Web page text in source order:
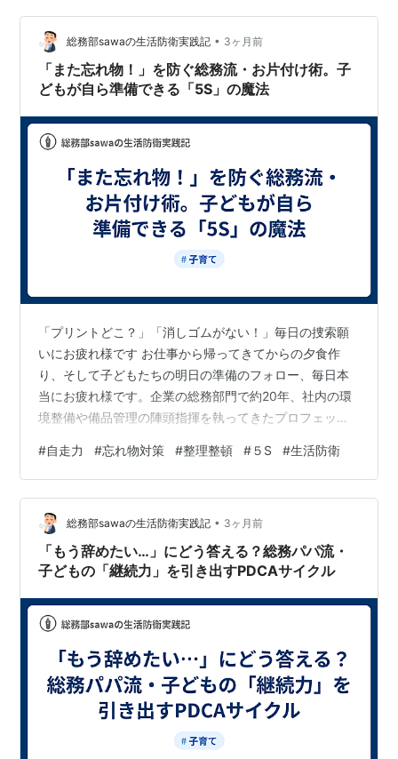
総務部sawaの生活防衛実践記 • 3ヶ月前
「また忘れ物！」を防ぐ総務流・お片付け術。子
どもが自ら準備できる「5S」の魔法
「プリントどこ？」「消しゴムがない！」毎日の捜索願
いにお疲れ様です お仕事から帰ってきてからの夕食作
り、そして子どもたちの明日の準備のフォロー、毎日本
当にお疲れ様です。企業の総務部門で約20年、社内の環
境整備や備品管理の陣頭指揮を執ってきたプロフェッシ
子ども（12歳、6歳、4歳）の父親として、日々「おもち
ゃの片付け」や「学校のプリント探し」に奮闘していま
す。 小学生の親御さんを悩ませる大きな種の一つが「忘
れ物」や「片付けられない問題」ですよね。「明日の時
間割は合わせたの？」「宿題のプリントが見つからな
い！」「また筆箱に鉛筆が1本しか入ってい…
#自走力 #忘れ物対策 #整理整頓 #５S #生活防衛
総務部sawaの生活防衛実践記 • 3ヶ月前
「もう辞めたい…」にどう答える？総務パパ流・
子どもの「継続力」を引き出すPDCAサイクル